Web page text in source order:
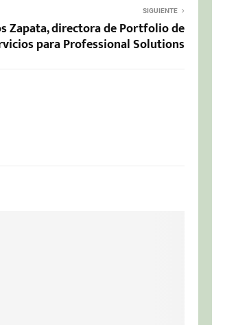
SIGUIENTE
Zapata, directora de Portfolio de
para Professional Solutions